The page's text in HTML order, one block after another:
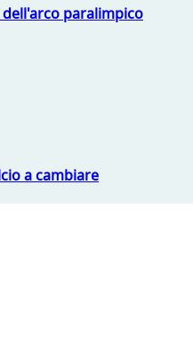
paralimpico
a cambiare